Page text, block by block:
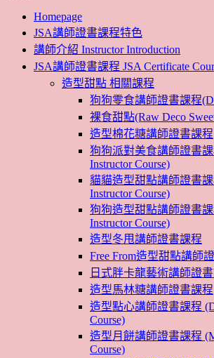
content
Homepage
JSA講師證書課程特色
講師介紹 Instructor Introduction
JSA講師證書課程 JSA Certificate
造型甜點 相關課程
狗狗零食講師證書課程
裸食甜點(Raw Deco
造型棉花糖講師證書課程
狗狗派對美食講師證書課
Instructor Course)
貓貓造型甜點講師證書課
Instructor Course)
狗狗造型甜點講師證書課
Instructor Course)
造型冬甩講師證書課程
Free From造型甜點講師
日式胖卡龍藝術講師證
造型馬林糖講師證書課程
造型點心講師證書課程
Course)
造型月餅講師證書課程
Course)